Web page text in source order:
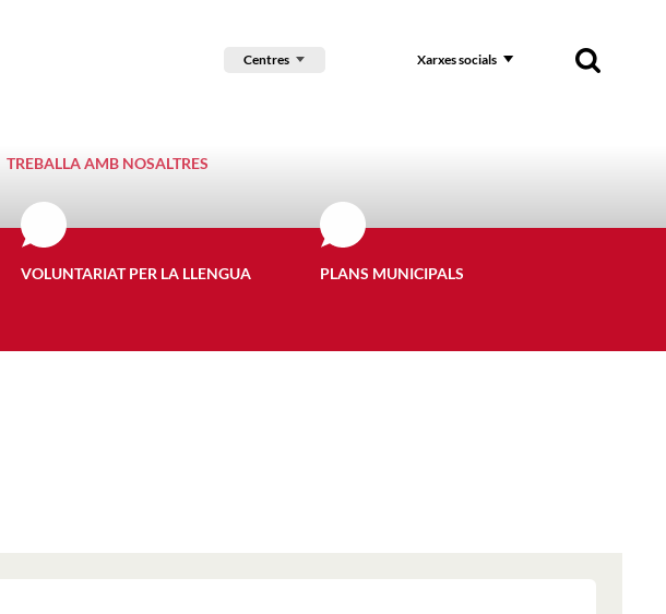
Centres Xarxes socials
TREBALLA AMB NOSALTRES
VOLUNTARIAT PER LA LLENGUA PLANS MUNICIPALS